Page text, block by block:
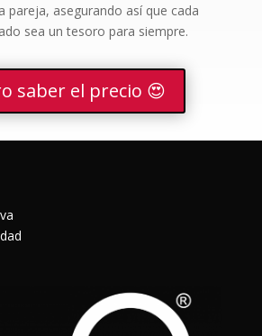
pareja, asegurando así que cada
sea un tesoro para siempre.
saber el precio 😍